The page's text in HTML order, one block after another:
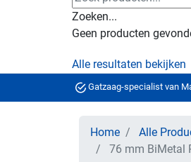
Zoeken...
Geen producten
Alle resultaten bekijken
Gatzaag-specialist van
Home Alle
76 mm BiMetal